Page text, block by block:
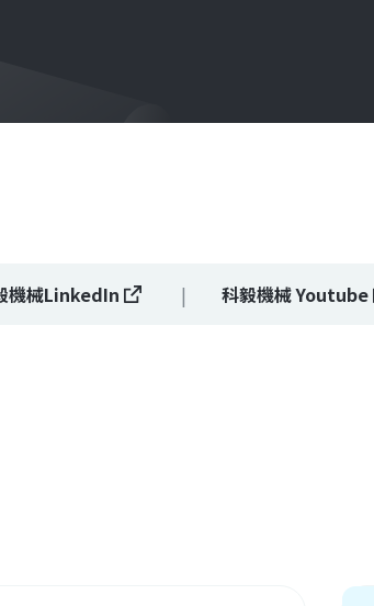
機械LinkedIn 科毅機械 Youtube